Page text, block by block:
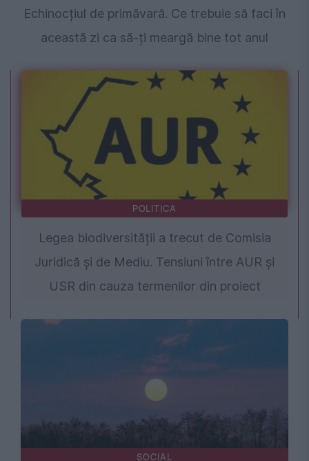
Echinocțiul de primăvară. Ce trebuie să faci în
această zi ca să-ți meargă bine tot anul
POLITICA
Legea biodiversității a trecut de Comisia
Juridică și de Mediu. Tensiuni între AUR și
USR din cauza termenilor din proiect
SOCIAL